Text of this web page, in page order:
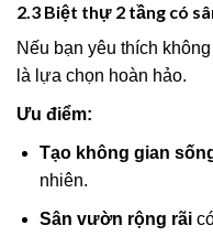
2.3 Biệt thự 2 tầng có
Nếu bạn yêu thích
là lựa chọn hoàn hảo.
Ưu điểm:
Tạo không gian
nhiên.
Sân vườn rộng rãi